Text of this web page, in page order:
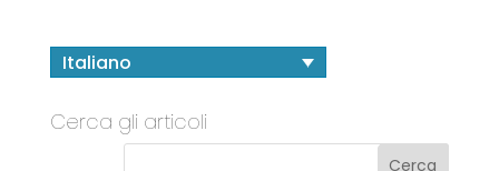
Italiano
Cerca gli articoli